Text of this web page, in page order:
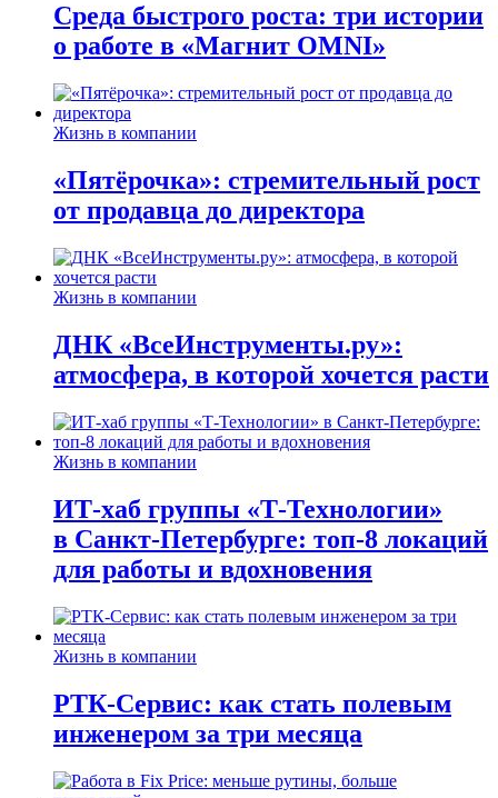
Среда быстрого роста: три истории
о работе в «Магнит OMNI»
Жизнь в компании
«Пятёрочка»: стремительный рост
от продавца до директора
Жизнь в компании
ДНК «ВсеИнструменты.ру»:
атмосфера, в которой хочется расти
Жизнь в компании
ИТ-хаб группы «Т-Технологии»
в Санкт-Петербурге: топ-8 локаций
для работы и вдохновения
Жизнь в компании
РТК-Сервис: как стать полевым
инженером за три месяца